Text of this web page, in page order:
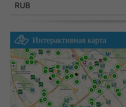
RUB
Интерактивная карта